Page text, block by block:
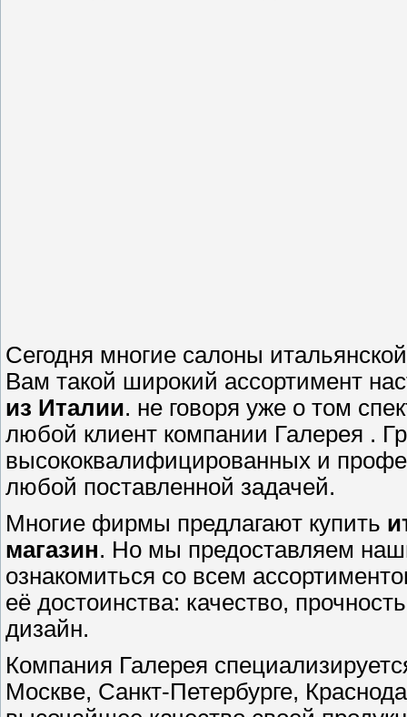
Сегодня многие салоны
Вам такой широкий ассортимент
из Италии. не говоря уже о том
любой клиент компании Галерея .
высококвалифицированных и
любой поставленной задачей.
Многие фирмы предлагают купить
магазин. Но мы предоставляем
ознакомиться со всем
её достоинства: качество,
дизайн.
Компания Галерея
Москве, Санкт-Петербурге,